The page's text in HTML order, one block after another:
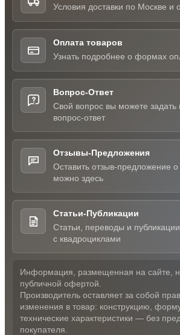
Условия доставки по Москве и
Оплата товаров
Узнать подробнее о формах
Вопрос-Ответ
Свой вопрос вы можете задать
вопрос-ответ
Отзывы-Предложения
Оставить отзыв-предложение
можно здесь
Статьи-Публикации
Статьи, переводы и
с квадроциклами
Информация, размещенная на сайте,
публичной офертой.
Производитель оставляет за собой
изменения в товар: конструкцию,
технические характеристики — без
покупателя.